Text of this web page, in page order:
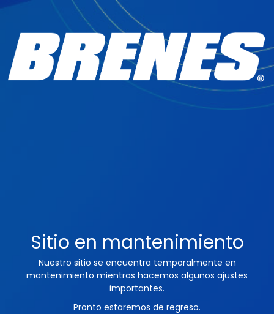
Sitio en mantenimiento
Nuestro sitio se encuentra temporalmente en
mantenimiento mientras hacemos algunos ajustes
importantes.
Pronto estaremos de regreso.